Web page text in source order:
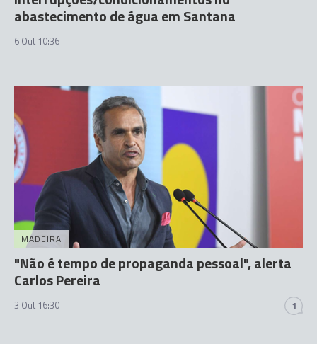
abastecimento de água em Santana
6 Out 10:36
MADEIRA
"Não é tempo de propaganda pessoal", alerta
Carlos Pereira
3 Out 16:30 1